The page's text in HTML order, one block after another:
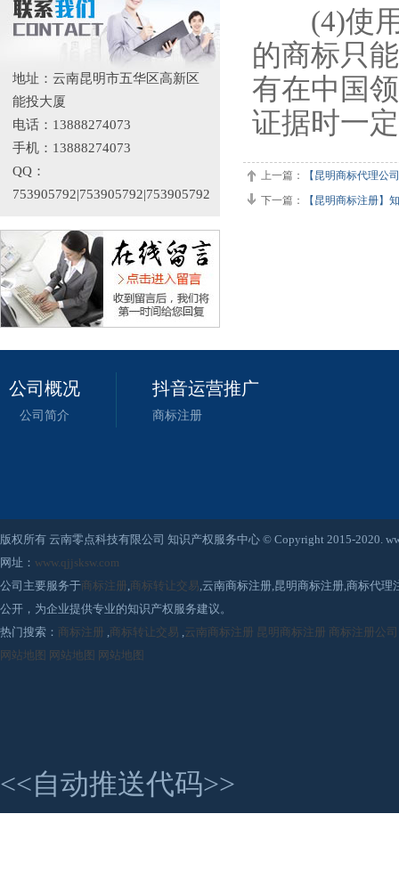
地址：云南昆明市五华区高新区
能投大厦
电话：13888274073
手机：13888274073
QQ：
753905792|753905792|753905792
(4)使用
的商标只
有在中国
证据时一
上一篇：
【昆明商标代理公
下一篇：
【昆明商标注册】
公司概况
公司简介
抖音运营推广
商标注册
版权所有 云南零点科技有限公司 知识产权服务中心 © Copyright 2015-2020.
网址： www.qjjsksw.com
公司主要服务于商标注册 ,商标转让交易,云南商标注册,昆明商标注册,商标代
公开，为企业提供专业的知识产权服务建议。
热门搜索： 商标注册 ,商标转让交易 ,云南商标注册 昆明商标注册
商标注册公司
网站地图 网站地图 网站地图
<<自动推送代码>>